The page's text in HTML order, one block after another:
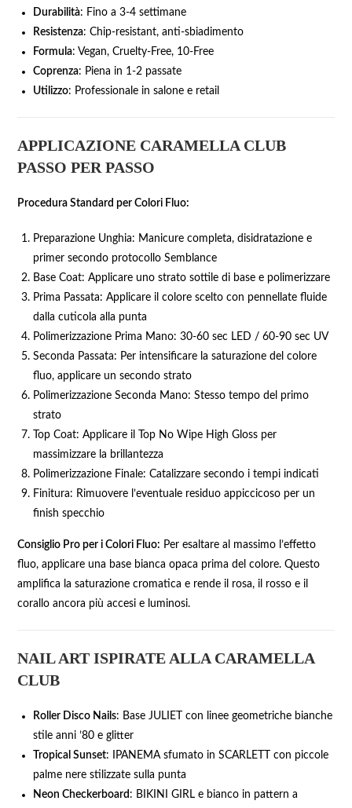
Durabilità: Fino a 3-4 settimane
Resistenza: Chip-resistant, anti-sbiadimento
Formula: Vegan, Cruelty-Free, 10-Free
Coprenza: Piena in 1-2 passate
Utilizzo: Professionale in salone e retail
APPLICAZIONE CARAMELLA CLUB
PASSO PER PASSO
Procedura Standard per Colori Fluo:
Preparazione Unghia: Manicure completa, disidratazione e
primer secondo protocollo Semblance
Base Coat: Applicare uno strato sottile di base e polimerizzare
Prima Passata: Applicare il colore scelto con pennellate fluide
dalla cuticola alla punta
Polimerizzazione Prima Mano: 30-60 sec LED / 60-90 sec UV
Seconda Passata: Per intensificare la saturazione del colore
fluo, applicare un secondo strato
Polimerizzazione Seconda Mano: Stesso tempo del primo
strato
Top Coat: Applicare il Top No Wipe High Gloss per
massimizzare la brillantezza
Polimerizzazione Finale: Catalizzare secondo i tempi indicati
Finitura: Rimuovere l’eventuale residuo appiccicoso per un
finish specchio
Consiglio Pro per i Colori Fluo: Per esaltare al massimo l’effetto
fluo, applicare una base bianca opaca prima del colore. Questo
amplifica la saturazione cromatica e rende il rosa, il rosso e il
corallo ancora più accesi e luminosi.
NAIL ART ISPIRATE ALLA CARAMELLA
CLUB
Roller Disco Nails: Base JULIET con linee geometriche bianche
stile anni ’80 e glitter
Tropical Sunset: IPANEMA sfumato in SCARLETT con piccole
palme nere stilizzate sulla punta
Neon Checkerboard : BIKINI GIRL e bianco in pattern a